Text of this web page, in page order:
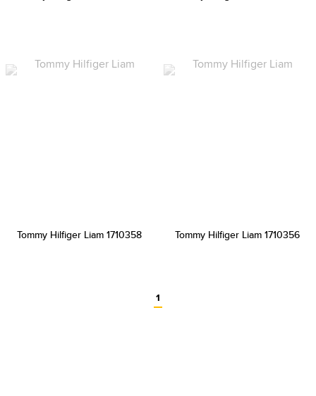
Tommy Hilfiger Liam 1710358 Tommy Hilfiger Liam 1710356
1